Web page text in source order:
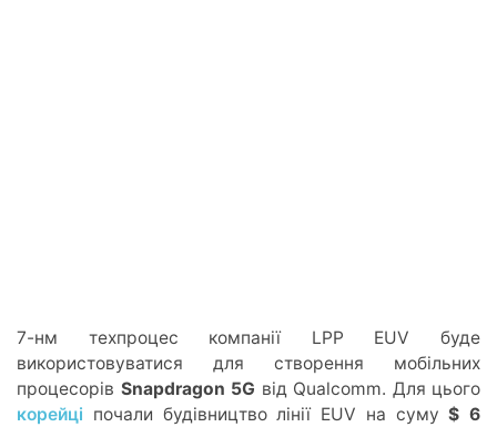
7-нм техпроцес компанії LPP EUV буде
використовуватися для створення мобільних
процесорів Snapdragon 5G від Qualcomm. Для цього
корейці почали будівництво лінії EUV на суму$ 6